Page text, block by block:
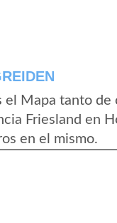
el Mapa tanto de
Friesland en
en el mismo.